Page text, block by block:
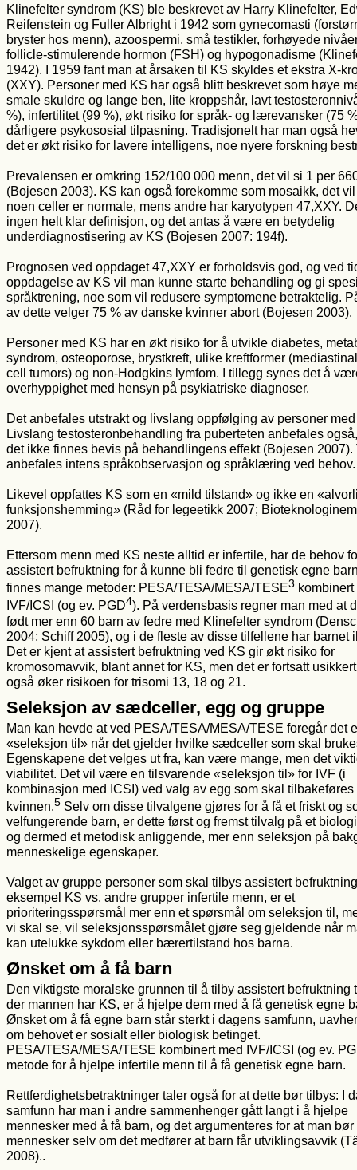
Klinefelter syndrom (KS) ble beskrevet av Harry Klinefelter,
Reifenstein og Fuller Albright i 1942 som gynecomasti
bryster hos menn), azoospermi, små testikler, forhøyede
follicle-stimulerende hormon (FSH) og hypogonadisme
1942). I 1959 fant man at årsaken til KS skyldes et ekstra X-
(XXY). Personer med KS har også blitt beskrevet som høye
smale skuldre og lange ben, lite kroppshår, lavt
%), infertilitet (99 %), økt risiko for språk- og lærevansker (75
dårligere psykososial tilpasning. Tradisjonelt har man også
det er økt risiko for lavere intelligens, noe nyere forskning
Prevalensen er omkring 152/100 000 menn, det vil si 1 per
(Bojesen 2003). KS kan også forekomme som mosaikk, det
noen celler er normale, mens andre har karyotypen 47,XXY.
ingen helt klar definisjon, og det antas å være en betydelig
underdiagnostisering av KS (Bojesen 2007: 194f).
Prognosen ved oppdaget 47,XXY er forholdsvis god, og ved
oppdagelse av KS vil man kunne starte behandling og gi
språktrening, noe som vil redusere symptomene betraktelig.
av dette velger 75 % av danske kvinner abort (Bojesen 2003).
Personer med KS har en økt risiko for å utvikle diabetes,
syndrom, osteoporose, brystkreft, ulike kreftformer
cell tumors) og non-Hodgkins lymfom. I tillegg synes det å
overhyppighet med hensyn på psykiatriske diagnoser.
Det anbefales utstrakt og livslang oppfølging av personer
Livslang testosteronbehandling fra puberteten anbefales
det ikke finnes bevis på behandlingens effekt (Bojesen 2007).
anbefales intens språkobservasjon og språklæring ved behov.
Likevel oppfattes KS som en «mild tilstand» og ikke en
funksjonshemming» (Råd for legeetikk 2007;
2007).
Ettersom menn med KS neste alltid er infertile, har de behov
assistert befruktning for å kunne bli fedre til genetisk egne
finnes mange metoder: PESA/TESA/MESA/TESE3 kombinert
IVF/ICSI (og ev. PGD4). På verdensbasis regner man med at
født mer enn 60 barn av fedre med Klinefelter syndrom
2004; Schiff 2005), og i de fleste av disse tilfellene har barnet
Det er kjent at assistert befruktning ved KS gir økt risiko for
kromosomavvik, blant annet for KS, men det er fortsatt
også øker risikoen for trisomi 13, 18 og 21.
Seleksjon av sædceller, egg og gruppe
Man kan hevde at ved PESA/TESA/MESA/TESE foregår det
«seleksjon til» når det gjelder hvilke sædceller som skal
Egenskapene det velges ut fra, kan være mange, men det
viabilitet. Det vil være en tilsvarende «seleksjon til» for IVF (i
kombinasjon med ICSI) ved valg av egg som skal tilbakeføres
kvinnen.5 Selv om disse tilvalgene gjøres for å få et friskt og
velfungerende barn, er dette først og fremst tilvalg på et
og dermed et metodisk anliggende, mer enn seleksjon på
menneskelige egenskaper.
Valget av gruppe personer som skal tilbys assistert
eksempel KS vs. andre grupper infertile menn, er et
prioriteringsspørsmål mer enn et spørsmål om seleksjon til,
vi skal se, vil seleksjonsspørsmålet gjøre seg gjeldende når
kan utelukke sykdom eller bærertilstand hos barna.
Ønsket om å få barn
Den viktigste moralske grunnen til å tilby assistert befruktning
der mannen har KS, er å hjelpe dem med å få genetisk egne
Ønsket om å få egne barn står sterkt i dagens samfunn,
om behovet er sosialt eller biologisk betinget.
PESA/TESA/MESA/TESE kombinert med IVF/ICSI (og ev.
metode for å hjelpe infertile menn til å få genetisk egne barn.
Rettferdighetsbetraktninger taler også for at dette bør tilbys: I
samfunn har man i andre sammenhenger gått langt i å hjelpe
mennesker med å få barn, og det argumenteres for at man
mennesker selv om det medfører at barn får utviklingsavvik
2008)..